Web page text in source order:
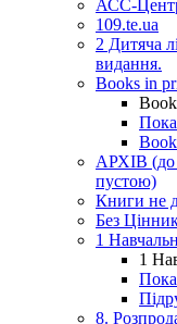
АСС-
109.te.ua
2 Дитяча
видання.
Books in
АРХІВ (до
пустою)
Книги не
Без
1
1
8.